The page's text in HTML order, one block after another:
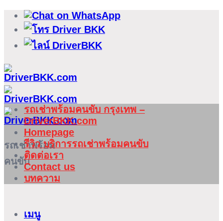
ข้าม
เนื้อหา
รถเช่าพร้อม
คนขับ
เมนู
รถเช่าพร้อมคนขับ กรุงเทพ –
DriverBKK.com
Homepage
รีวิว บริการรถเช่าพร้อมคนขับ
ติดต่อเรา
Contact us
บทความ